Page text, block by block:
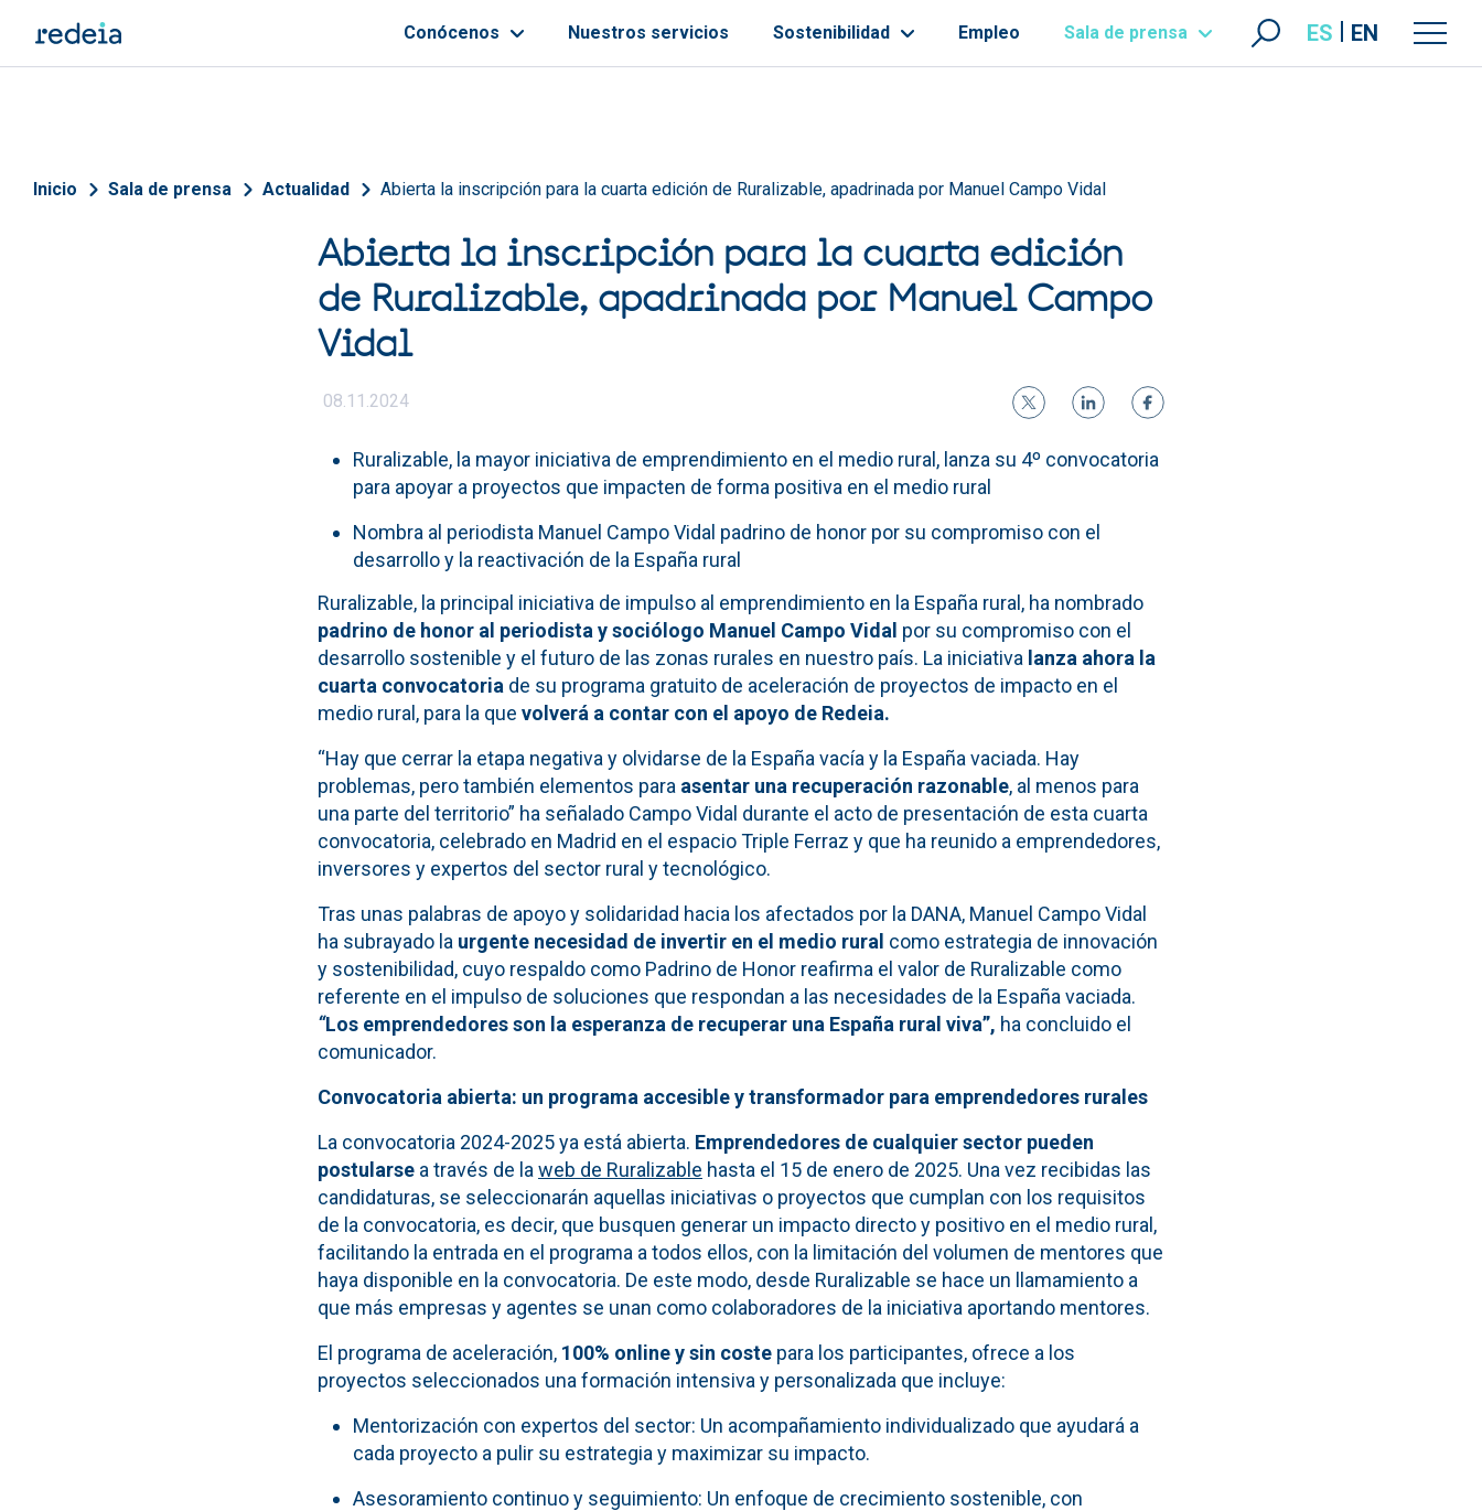
Conócenos Nuestros servicios Sostenibilidad Empleo Sala de prensa ES EN
Sobrescribir enlaces de ayuda a la navegación
Inicio Sala de prensa Actualidad Abierta la inscripción para la cuarta edición de Ruralizable, apadrinada por Manuel Campo Vidal
Abierta la inscripción para la cuarta edición
de Ruralizable, apadrinada por Manuel Campo
Vidal
08.11.2024
Ruralizable, la mayor iniciativa de emprendimiento en el medio rural, lanza su 4º convocatoria
para apoyar a proyectos que impacten de forma positiva en el medio rural
Nombra al periodista Manuel Campo Vidal padrino de honor por su compromiso con el
desarrollo y la reactivación de la España rural
Ruralizable, la principal iniciativa de impulso al emprendimiento en la España rural, ha nombrado
padrino de honor al periodista y sociólogo Manuel Campo Vidal por su compromiso con el
desarrollo sostenible y el futuro de las zonas rurales en nuestro país. La iniciativa lanza ahora la
cuarta convocatoria de su programa gratuito de aceleración de proyectos de impacto en el
medio rural, para la que volverá a contar con el apoyo de Redeia.
“Hay que cerrar la etapa negativa y olvidarse de la España vacía y la España vaciada. Hay
problemas, pero también elementos para asentar una recuperación razonable, al menos para
una parte del territorio” ha señalado Campo Vidal durante el acto de presentación de esta cuarta
convocatoria, celebrado en Madrid en el espacio Triple Ferraz y que ha reunido a emprendedores,
inversores y expertos del sector rural y tecnológico.
Tras unas palabras de apoyo y solidaridad hacia los afectados por la DANA, Manuel Campo Vidal
ha subrayado la urgente necesidad de invertir en el medio rural como estrategia de innovación
y sostenibilidad, cuyo respaldo como Padrino de Honor reafirma el valor de Ruralizable como
referente en el impulso de soluciones que respondan a las necesidades de la España vaciada.
“Los emprendedores son la esperanza de recuperar una España rural viva”, ha concluido el
comunicador.
Convocatoria abierta: un programa accesible y transformador para emprendedores rurales
La convocatoria 2024-2025 ya está abierta. Emprendedores de cualquier sector pueden
postularse a través de la web de Ruralizable hasta el 15 de enero de 2025. Una vez recibidas las
candidaturas, se seleccionarán aquellas iniciativas o proyectos que cumplan con los requisitos
de la convocatoria, es decir, que busquen generar un impacto directo y positivo en el medio rural,
facilitando la entrada en el programa a todos ellos, con la limitación del volumen de mentores que
haya disponible en la convocatoria. De este modo, desde Ruralizable se hace un llamamiento a
que más empresas y agentes se unan como colaboradores de la iniciativa aportando mentores.
El programa de aceleración, 100% online y sin coste para los participantes, ofrece a los
proyectos seleccionados una formación intensiva y personalizada que incluye:
Mentorización con expertos del sector: Un acompañamiento individualizado que ayudará a
cada proyecto a pulir su estrategia y maximizar su impacto.
Asesoramiento continuo y seguimiento: Un enfoque de crecimiento sostenible, con